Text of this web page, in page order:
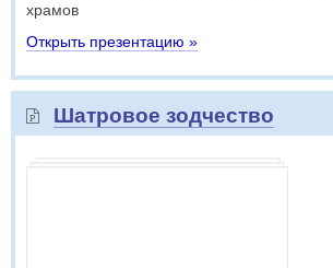
храмов
Открыть презентацию »
Шатровое зодчество